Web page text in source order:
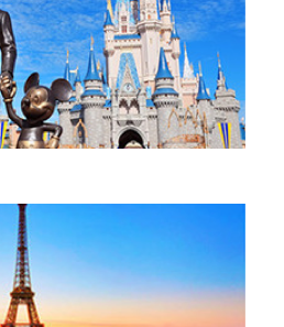
30% y un 60% en tu
viaje.